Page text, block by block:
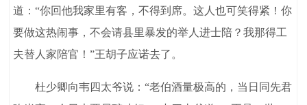
道：“你回他我家里有客，不得到席。这人也可笑得紧！你
要做这热闹事，不会请县里暴发的举人进士陪？我那得工
夫替人家陪官！”王胡子应诺去了。
杜少卿向韦四太爷说：“老伯酒量极高的，当日同先君